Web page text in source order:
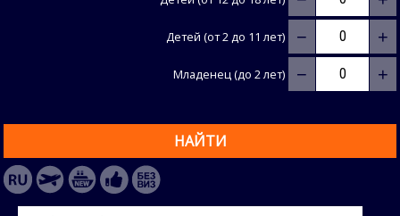
Детей (от 2 до 11 лет) − +
Младенец (до 2 лет) − +
НАЙТИ